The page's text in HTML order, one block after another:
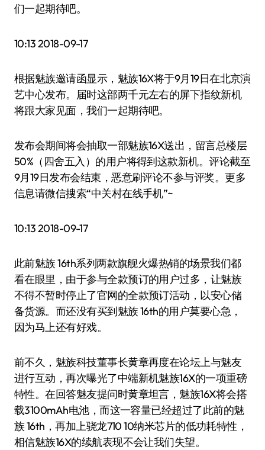
们一起期待吧。
10:13 2018-09-17
根据魅族邀请函显示，魅族16X将于9月19日在北京演
艺中心发布。届时这部两千元左右的屏下指纹新机
将跟大家见面，我们一起期待吧。
发布会期间将会抽取一部魅族16X送出，留言总楼层
50%（四舍五入）的用户将得到这款新机。评论截至
9月19日发布会结束，恶意刷评论不参与评奖。更多
信息请微信搜索“中关村在线手机”~
10:13 2018-09-17
此前魅族 16th系列两款旗舰火爆热销的场景我们都
看在眼里，由于参与全款预订的用户过多，让魅族
不得不暂时停止了官网的全款预订活动，以安心储
备货源。而还没有买到魅族 16th的用户莫要心急，
因为马上还有好戏。
前不久，魅族科技董事长黄章再度在论坛上与魅友
进行互动，再次曝光了中端新机魅族16X的一项重磅
特性。在回答魅友提问时黄章坦言，魅族16X将会搭
载3100mAh电池，而这一容量已经超过了此前的魅
族 16th，再加上骁龙710 10纳米芯片的低功耗特性，
相信魅族16X的续航表现不会让我们失望。